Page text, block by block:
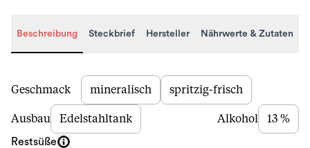
Beschreibung Steckbrief Hersteller Nährwerte & Zutaten
Beschreibung
Geschmack mineralisch spritzig-frisch
Ausbau Edelstahltank Alkohol 13 %
Restsüße